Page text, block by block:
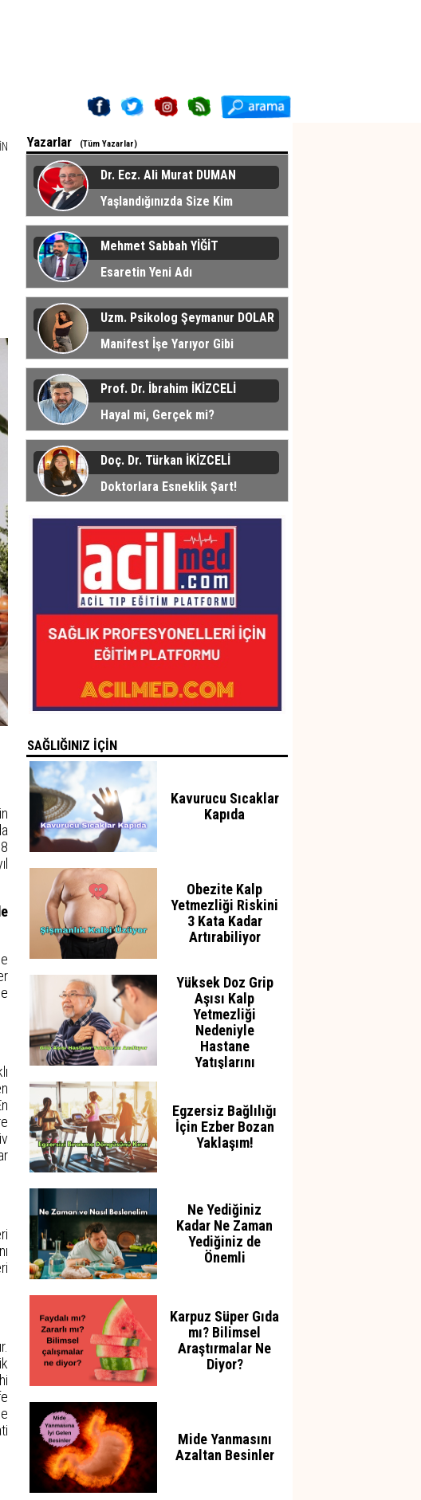
Yazarlar (Tüm Yazarlar)
Dr. Ecz. Ali Murat DUMAN
Yaşlandığınızda Size Kim
Bakacak?
Mehmet Sabbah YİĞİT
Esaretin Yeni Adı
Uzm. Psikolog Şeymanur DOLAR
Manifest İşe Yarıyor Gibi
Görünüyor... Peki Neden?
Prof. Dr. İbrahim İKİZCELİ
Hayal mi, Gerçek mi?
Doç. Dr. Türkan İKİZCELİ
Doktorlara Esneklik Şart!
SAĞLIĞINIZ İÇİN
Kavurucu Sıcaklar
Kapıda
Obezite Kalp
Yetmezliği Riskini
3 Kata Kadar
Artırabiliyor
Yüksek Doz Grip
Aşısı Kalp
Yetmezliği
Nedeniyle
Hastane
Yatışlarını
Egzersiz Bağlılığı
İçin Ezber Bozan
Yaklaşım!
Ne Yediğiniz
Kadar Ne Zaman
Yediğiniz de
Önemli
Karpuz Süper Gıda
mı? Bilimsel
Araştırmalar Ne
Diyor?
Mide Yanmasını
Azaltan Besinler